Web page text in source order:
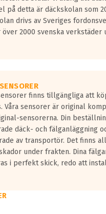
50km/h brukar
kommer det finnas en
påvisar om det är ett tyst
vågor uppnår de
på detta är däckskolan som
drivs av Sveriges
över 2000 svenska verkstäder
finns tillgängliga att
Våra sensorer är original
sensorerna. Din
däck- och fälganläggning
av transportör. Det finns
under frakten. Dina
i perfekt skick, redo att